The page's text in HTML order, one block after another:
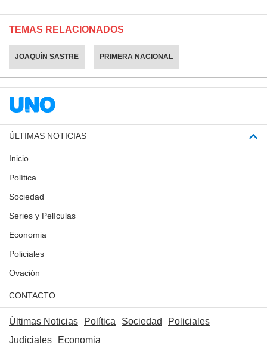
TEMAS RELACIONADOS
JOAQUÍN SASTRE PRIMERA NACIONAL
ÚLTIMAS NOTICIAS
Inicio
Política
Sociedad
Series y Películas
Economia
Policiales
Ovación
CONTACTO
Últimas Noticias Política Sociedad
Policiales
Judiciales
Economia